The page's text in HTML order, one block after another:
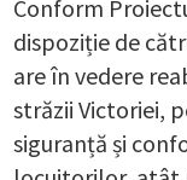
Conform
dispoziție de
are în vedere
străzii Victoriei,
siguranță și